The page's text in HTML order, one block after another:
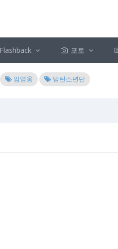
Flashback 포토
임영웅 방탄소년단